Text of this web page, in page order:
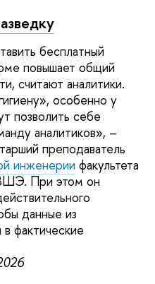
бесплатный
повышает общий
считают аналитики.
особенно у
позволить себе
аналитиков», –
преподаватель
инженерии факультета
При этом он
данные из
фактические